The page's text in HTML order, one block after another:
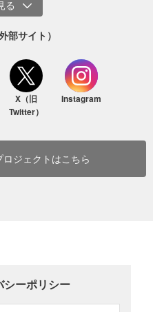
部サイト）
X（旧
Twitter）
Instagram
ジェクトはこちら
シーポリシー